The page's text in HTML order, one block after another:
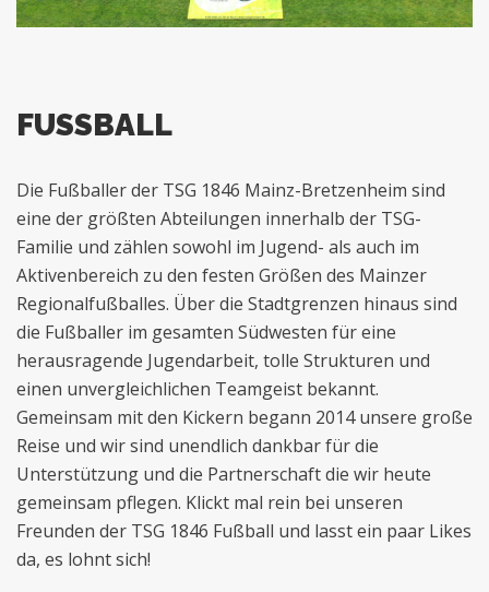
FUSSBALL
Die Fußballer der TSG 1846 Mainz-Bretzenheim sind
eine der größten Abteilungen innerhalb der TSG-
Familie und zählen sowohl im Jugend- als auch im
Aktivenbereich zu den festen Größen des Mainzer
Regionalfußballes. Über die Stadtgrenzen hinaus sind
die Fußballer im gesamten Südwesten für eine
herausragende Jugendarbeit, tolle Strukturen und
einen unvergleichlichen Teamgeist bekannt.
Gemeinsam mit den Kickern begann 2014 unsere große
Reise und wir sind unendlich dankbar für die
Unterstützung und die Partnerschaft die wir heute
gemeinsam pflegen. Klickt mal rein bei unseren
Freunden der TSG 1846 Fußball und lasst ein paar Likes
da, es lohnt sich!